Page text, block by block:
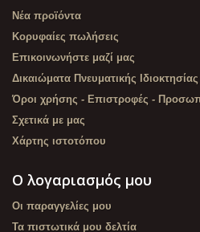
Νέα προϊόντα
Κορυφαίες πωλήσεις
Επικοινωνήστε μαζί μας
Δικαιώματα Πνευματικής Ιδιοκτησίας
Όροι χρήσης - Επιστροφές -
Σχετικά με μας
Χάρτης ιστοτόπου
Ο λογαριασμός μου
Οι παραγγελίες μου
Τα πιστωτικά μου δελτία